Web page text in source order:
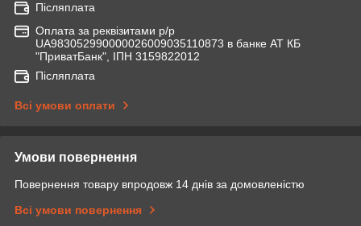
Післяплата
Оплата за реквізитами р/р
UA983052990000026009035110873 в банке АТ КБ
"ПриватБанк", ІПН 3159822012
Післяплата
Всі умови оплати
Умови повернення
Повернення товару впродовж 14 днів за домовленістю
Всі умови повернення